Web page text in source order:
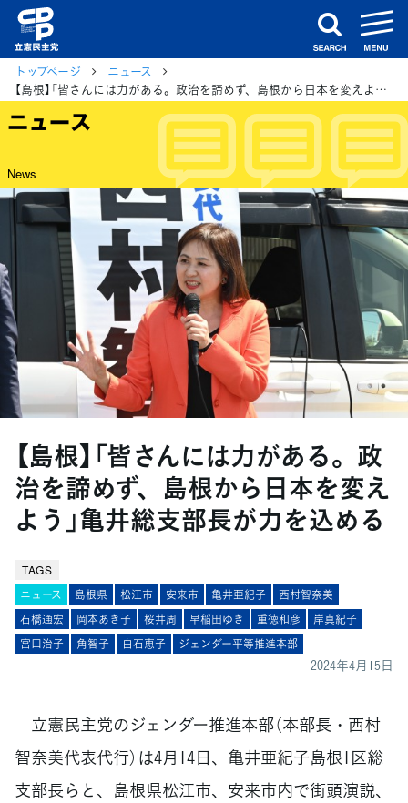
search
トップページ
ニュース
【島根】「皆さんには力がある。政治を諦めず、島根から日本を変えよう」亀井総支部長が力を込める
ニュース
News
【島根】「皆さんには力がある。政
治を諦めず、島根から日本を変え
よう」亀井総支部長が力を込める
TAGS
ニュース 島根県 松江市 安来市 亀井亜紀子
西村智奈美
石橋通宏
岡本あき子 桜井周 早稲田ゆき 重徳和彦
岸真紀子
宮口治子
角智子 白石恵子 ジェンダー平等推進本部
2024年4月15日
立憲民主党のジェンダー推進本部（本部長・西村
智奈美代表代行）は4月14日、亀井亜紀子島根1区総
支部長らと、島根県松江市、安来市内で街頭演説、